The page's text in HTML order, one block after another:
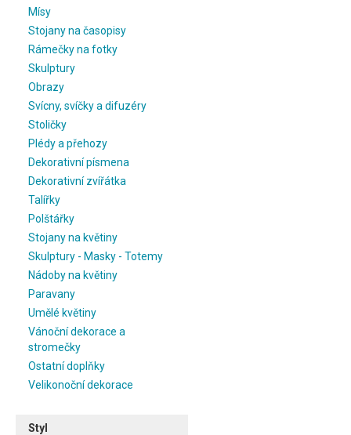
Mísy
Stojany na časopisy
Rámečky na fotky
Skulptury
Obrazy
Svícny, svíčky a difuzéry
Stoličky
Plédy a přehozy
Dekorativní písmena
Dekorativní zvířátka
Talířky
Polštářky
Stojany na květiny
Skulptury - Masky - Totemy
Nádoby na květiny
Paravany
Umělé květiny
Vánoční dekorace a
stromečky
Ostatní doplňky
Velikonoční dekorace
Styl